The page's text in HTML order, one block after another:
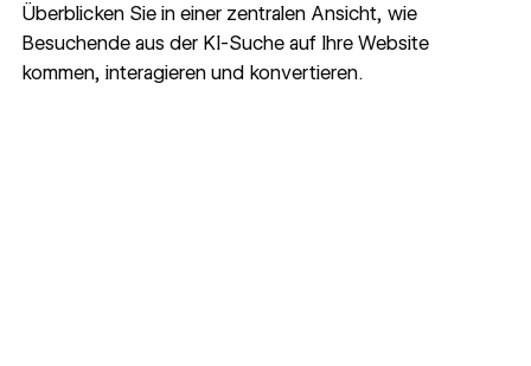
Überblicken Sie in einer zentralen Ansicht, wie
Besuchende aus der KI-Suche auf Ihre Website
kommen, interagieren und konvertieren.